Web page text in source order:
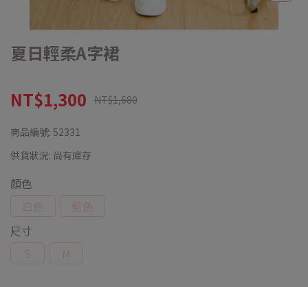
夏日輕柔A字裙
NT$1,300 NT$1,680
商品編號: 52331
供貨狀況: 尚有庫存
顏色
尺寸